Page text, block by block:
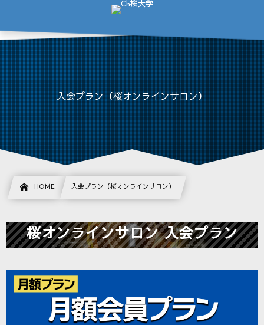
入会プラン（桜オンラインサロン）
HOME 入会プラン（桜オンラインサロン）
桜オンラインサロン 入会プラン